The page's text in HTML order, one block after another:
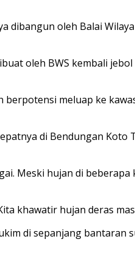
oleh Balai
oleh BWS kembali
meluap ke
di Bendungan Koto
Meski hujan di
khawatir hujan deras
di sepanjang